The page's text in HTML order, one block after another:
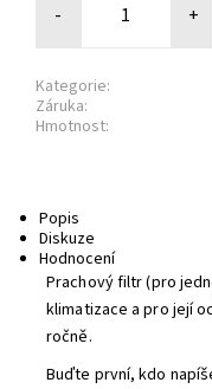
- +
Kategorie:
Záruka:
Hmotnost:
Popis
Diskuze
Hodnocení
Prachový filtr (pro
klimatizace a pro její
ročně.
Buďte první, kdo